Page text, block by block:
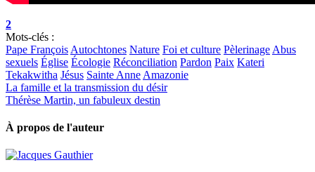
2
Mots-clés :
Pape François Autochtones Nature Foi et culture Pèlerinage Abus
sexuels Église Écologie Réconciliation Pardon Paix Kateri
Tekakwitha Jésus Sainte Anne Amazonie
La famille et la transmission du désir
Thérèse Martin, un fabuleux destin
À propos de l'auteur